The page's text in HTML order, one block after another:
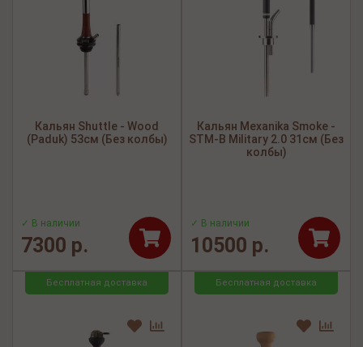
Кальян Shuttle - Wood
(Paduk) 53см (Без колбы)
✓ В наличии
7300 р.
Кальян Mexanika Smoke -
STM-B Military 2.0 31см (Без
колбы)
✓ В наличии
10500 р.
Бесплатная доставка Бесплатная доставка